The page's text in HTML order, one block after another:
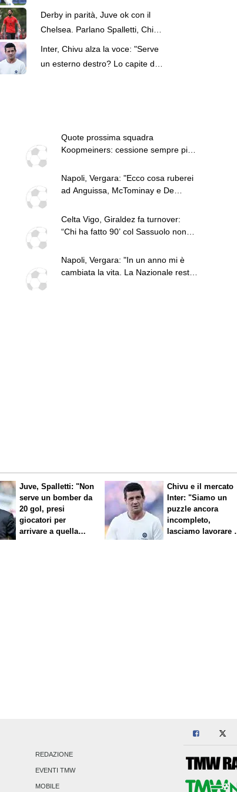
Derby in parità, Juve ok con il
Chelsea. Parlano Spalletti, Chivu
e Amorim: le top news delle 18
Inter, Chivu alza la voce: "Serve
un esterno destro? Lo capite da
Quote prossima squadra
Koopmeiners: cessione sempre più
Napoli, Vergara: "Ecco cosa ruberei
ad Anguissa, McTominay e De
Celta Vigo, Giraldez fa turnover:
“Chi ha fatto 90’ col Sassuolo non
Napoli, Vergara: "In un anno mi è
cambiata la vita. La Nazionale resta
Juve, Spalletti: "Non
serve un bomber da
20 gol, presi
giocatori per
arrivare a quella
Chivu e il mercato
Inter: "Siamo un
puzzle ancora
incompleto,
lasciamo lavorare i
REDAZIONE
EVENTI TMW
MOBILE